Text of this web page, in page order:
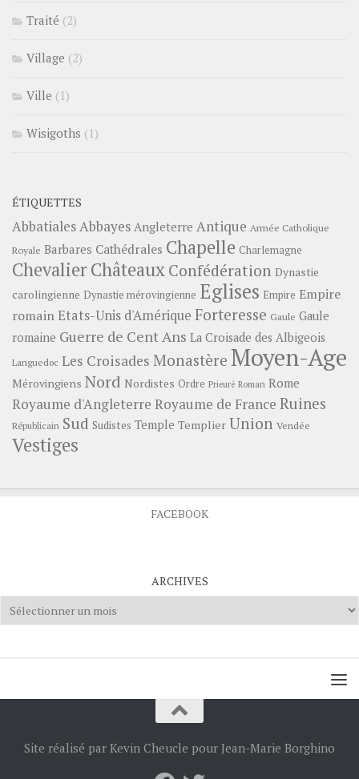
Traité (2)
Village (2)
Ville (1)
Wisigoths (1)
ÉTIQUETTES
AbbatialesAbbayes Angleterre Antique Armée Catholique
Royale Barbares Cathédrales Chapelle Charlemagne
ChevalierChâteauxConfédération Dynastie
carolingienne Dynastie mérovingienne Eglises Empire Empire
romainEtats-Unis d'Amérique Forteresse Gaule Gaule
romaine Guerre de Cent Ans La Croisade des Albigeois
Languedoc Les Croisades Monastère Moyen-Age
Mérovingiens Nord Nordistes Ordre Prieuré Roman Rome
Royaume d'Angleterre Royaume de France Ruines
Républicain Sud Sudistes Temple Templier Union Vendée
Vestiges
FACEBOOK
ARCHIVES
Archives
Site réalisé par Kevin Cheucle pour Jean-Marie Borghino